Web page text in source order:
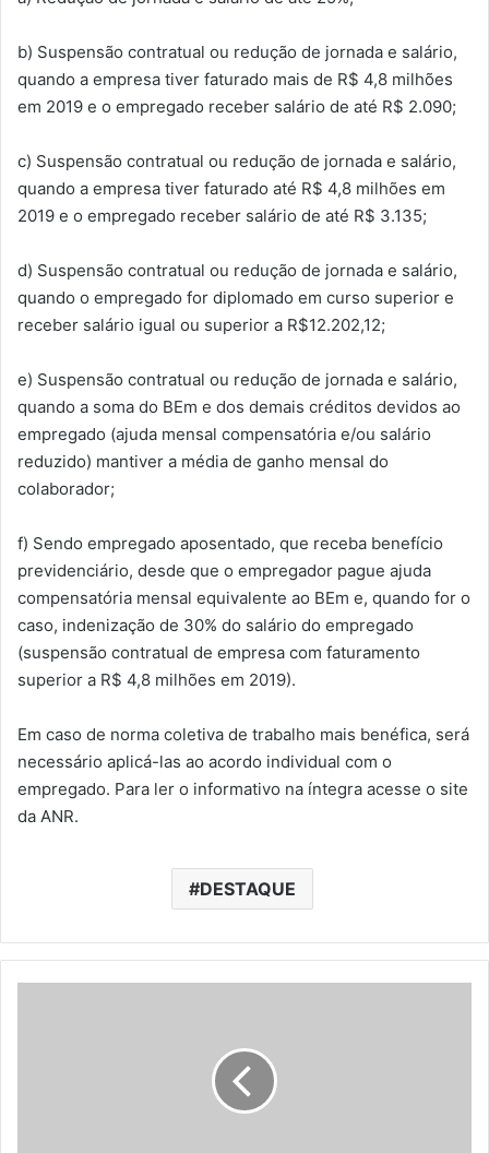
b) Suspensão contratual ou redução de jornada e salário,
quando a empresa tiver faturado mais de R$ 4,8 milhões
em 2019 e o empregado receber salário de até R$ 2.090;
c) Suspensão contratual ou redução de jornada e salário,
quando a empresa tiver faturado até R$ 4,8 milhões em
2019 e o empregado receber salário de até R$ 3.135;
d) Suspensão contratual ou redução de jornada e salário,
quando o empregado for diplomado em curso superior e
receber salário igual ou superior a R$12.202,12;
e) Suspensão contratual ou redução de jornada e salário,
quando a soma do BEm e dos demais créditos devidos ao
empregado (ajuda mensal compensatória e/ou salário
reduzido) mantiver a média de ganho mensal do
colaborador;
f) Sendo empregado aposentado, que receba benefício
previdenciário, desde que o empregador pague ajuda
compensatória mensal equivalente ao BEm e, quando for o
caso, indenização de 30% do salário do empregado
(suspensão contratual de empresa com faturamento
superior a R$ 4,8 milhões em 2019).
Em caso de norma coletiva de trabalho mais benéfica, será
necessário aplicá-las ao acordo individual com o
empregado. Para ler o informativo na íntegra acesse o site
da ANR.
DESTAQUE